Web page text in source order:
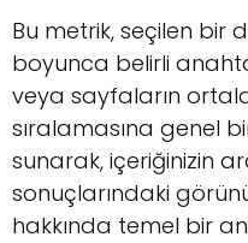
Bu metrik, seçilen bir
boyunca belirli
veya sayfaların
sıralamasına genel
sunarak, içeriğinizin
sonuçlarındaki
hakkında temel bir